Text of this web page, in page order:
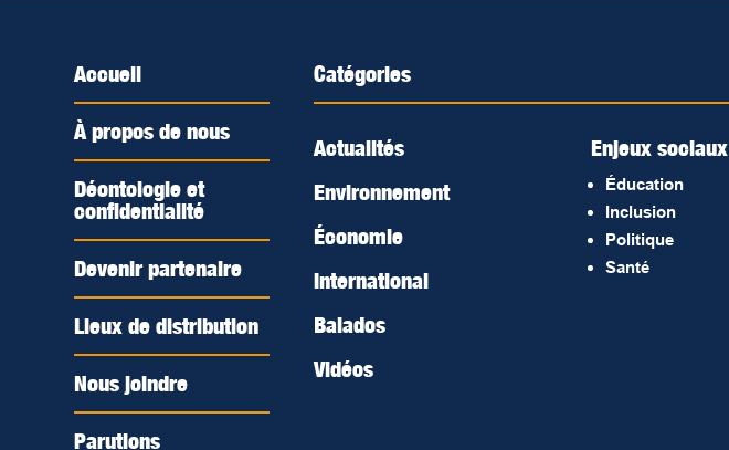
Accueil
À propos de nous
Déontologie et
confidentialité
Devenir partenaire
Lieux de distribution
Nous joindre
Parutions
Catégories
Actualités
Environnement
Économie
International
Balados
Vidéos
Enjeux sociaux
Éducation
Inclusion
Politique
Santé